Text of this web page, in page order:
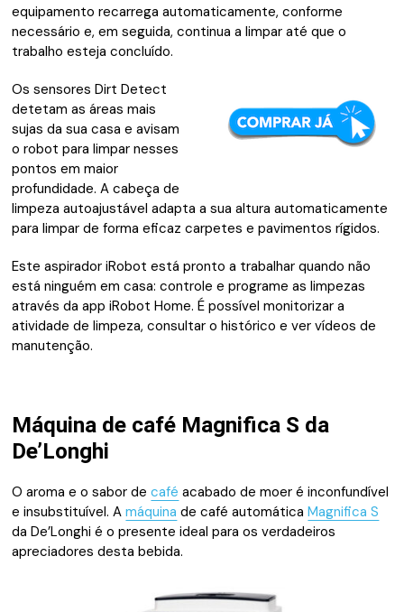
equipamento recarrega automaticamente, conforme
necessário e, em seguida, continua a limpar até que o
trabalho esteja concluído.
Os sensores Dirt Detect
detetam as áreas mais
sujas da sua casa e avisam
o robot para limpar nesses
pontos em maior
profundidade. A cabeça de
limpeza autoajustável adapta a sua altura automaticamente
para limpar de forma eficaz carpetes e pavimentos rígidos.
Este aspirador iRobot está pronto a trabalhar quando não
está ninguém em casa: controle e programe as limpezas
através da app iRobot Home. É possível monitorizar a
atividade de limpeza, consultar o histórico e ver vídeos de
manutenção.
Máquina de café Magnifica S da
De’Longhi
O aroma e o sabor decafé acabado de moer é inconfundível
e insubstituível. Amáquina de café automáticaMagnifica S
da De’Longhi é o presente ideal para os verdadeiros
apreciadores desta bebida.